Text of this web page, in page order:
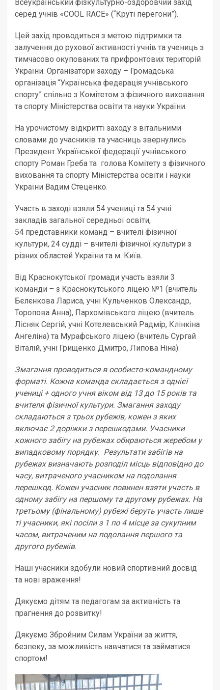
Всеукраїнський фізкультурно-оздоровчий захід
серед учнів «COOL RAСE» (“Круті перегони”).
Цей захід проводиться з метою підтримки та
залучення до рухової активності учнів та учениць з
тимчасово окупованих та прифронтових територій
України. Організатори заходу – Громадська
організація “Українська федерація учнівського
спорту” спільно з Комітетом з фізичного виховання
та спорту Міністерства освіти та науки України.
На урочистому відкритті заходу з вітальними
словами до учасників та учасниць звернулись
Президент Української федерації учнівського
спорту Роман Греба та голова Комітету з фізичного
виховання та спорту Міністерства освіти і науки
України Вадим Стеценко.
Участь в заході взяли 54 учениці та 54 учні
закладів загальної середньої освіти,
54 представники команд – вчителі фізичної
культури, 24 судді – вчителі фізичної культури з
різних областей України та м. Київ.
Від Краснокутської громади участь взяли 3
команди – з Краснокутського ліцею №1 (вчитель
Бєлєнкова Лариса, учні Кульченков Олександр,
Торопова Анна), Пархомівського ліцею (вчитель
Лісняк Сергій, учні Котелевський Радмір, Клінкіна
Ангеліна) та Мурафського ліцею (вчитель Сургай
Віталій, учні Грищенко Дмитро, Липова Ніна).
Змагання проводиться в особисто-командному
форматі. Кожна команда складається з однієї
учениці + одного учня віком від 13 до 15 років та
вчителя фізичної культури. Змагання заходу
складаються з трьох рубежів, кожен з яких
включає 2 доріжки з перешкодами. Учасники
кожного забігу на рубежах обираються жеребом у
випадковому порядку. Результати забігів на
рубежах визначають розподіл місць відповідно до
часу, витраченого учасником на подолання
перешкод. Кожен учасник повинен взяти участь в
одному забігу на першому та другому рубежах. На
третьому (фінальному) рубежі беруть участь лише
ті учасники, які посіли з 1 по 4 місце за сукупним
часом, витраченим на подолання першого та
другого рубежів.
Наші учасники здобули новий спортивний досвід
та нові враження!
Дякуємо дітям та педагогам за активність та
прагнення до розвитку!
Дякуємо Збройним Силам України за життя,
безпеку, за можливість навчатися та займатися
спортом!